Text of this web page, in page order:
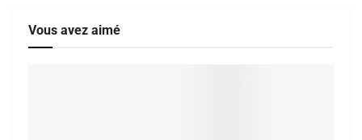
Vous avez aimé